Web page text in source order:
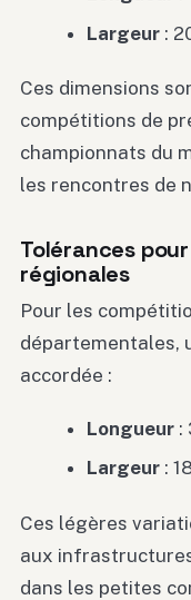
Largeur :
Ces dimensions
compétitions de
championnats du
les rencontres de
Tolérances
régionales
Pour les
départementales,
accordée :
Longueur :
Largeur :
Ces légères
aux
dans les petites